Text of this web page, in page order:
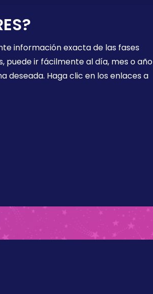
información exacta de las fases
puede ir fácilmente al día, mes o año
Haga clic en los enlaces a